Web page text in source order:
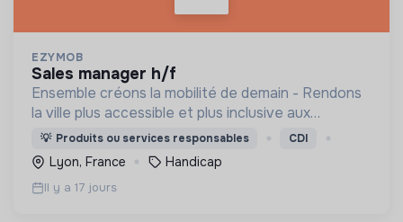
EZYMOB
sales manager h/f
Ensemble créons la mobilité de demain - Rendons
la ville plus accessible et plus inclusive aux
personnes en situation de fragilité
💡 Produits ou services responsables CDI
Lyon, France Handicap
Il y a 17 jours